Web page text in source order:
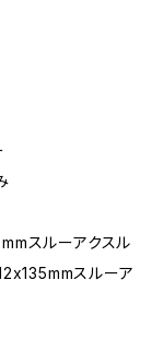
スルーアクスル
スルーア